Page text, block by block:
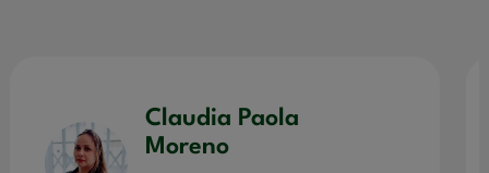
Claudia Paola
Moreno